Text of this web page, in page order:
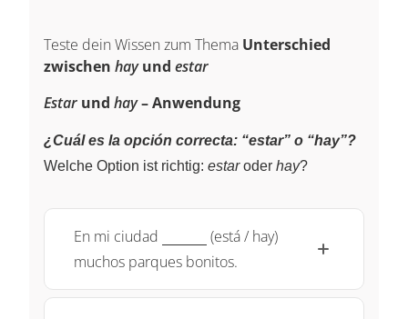
Teste dein Wissen zum Thema Unterschied
zwischen hayund estar
Estar und hay– Anwendung
¿Cuál es la opción correcta: “estar” o “hay”?
Welche Option ist richtig: estaroder hay?
En mi ciudad \underline{~\qquad~}
(está / hay)
muchos parques bonitos.